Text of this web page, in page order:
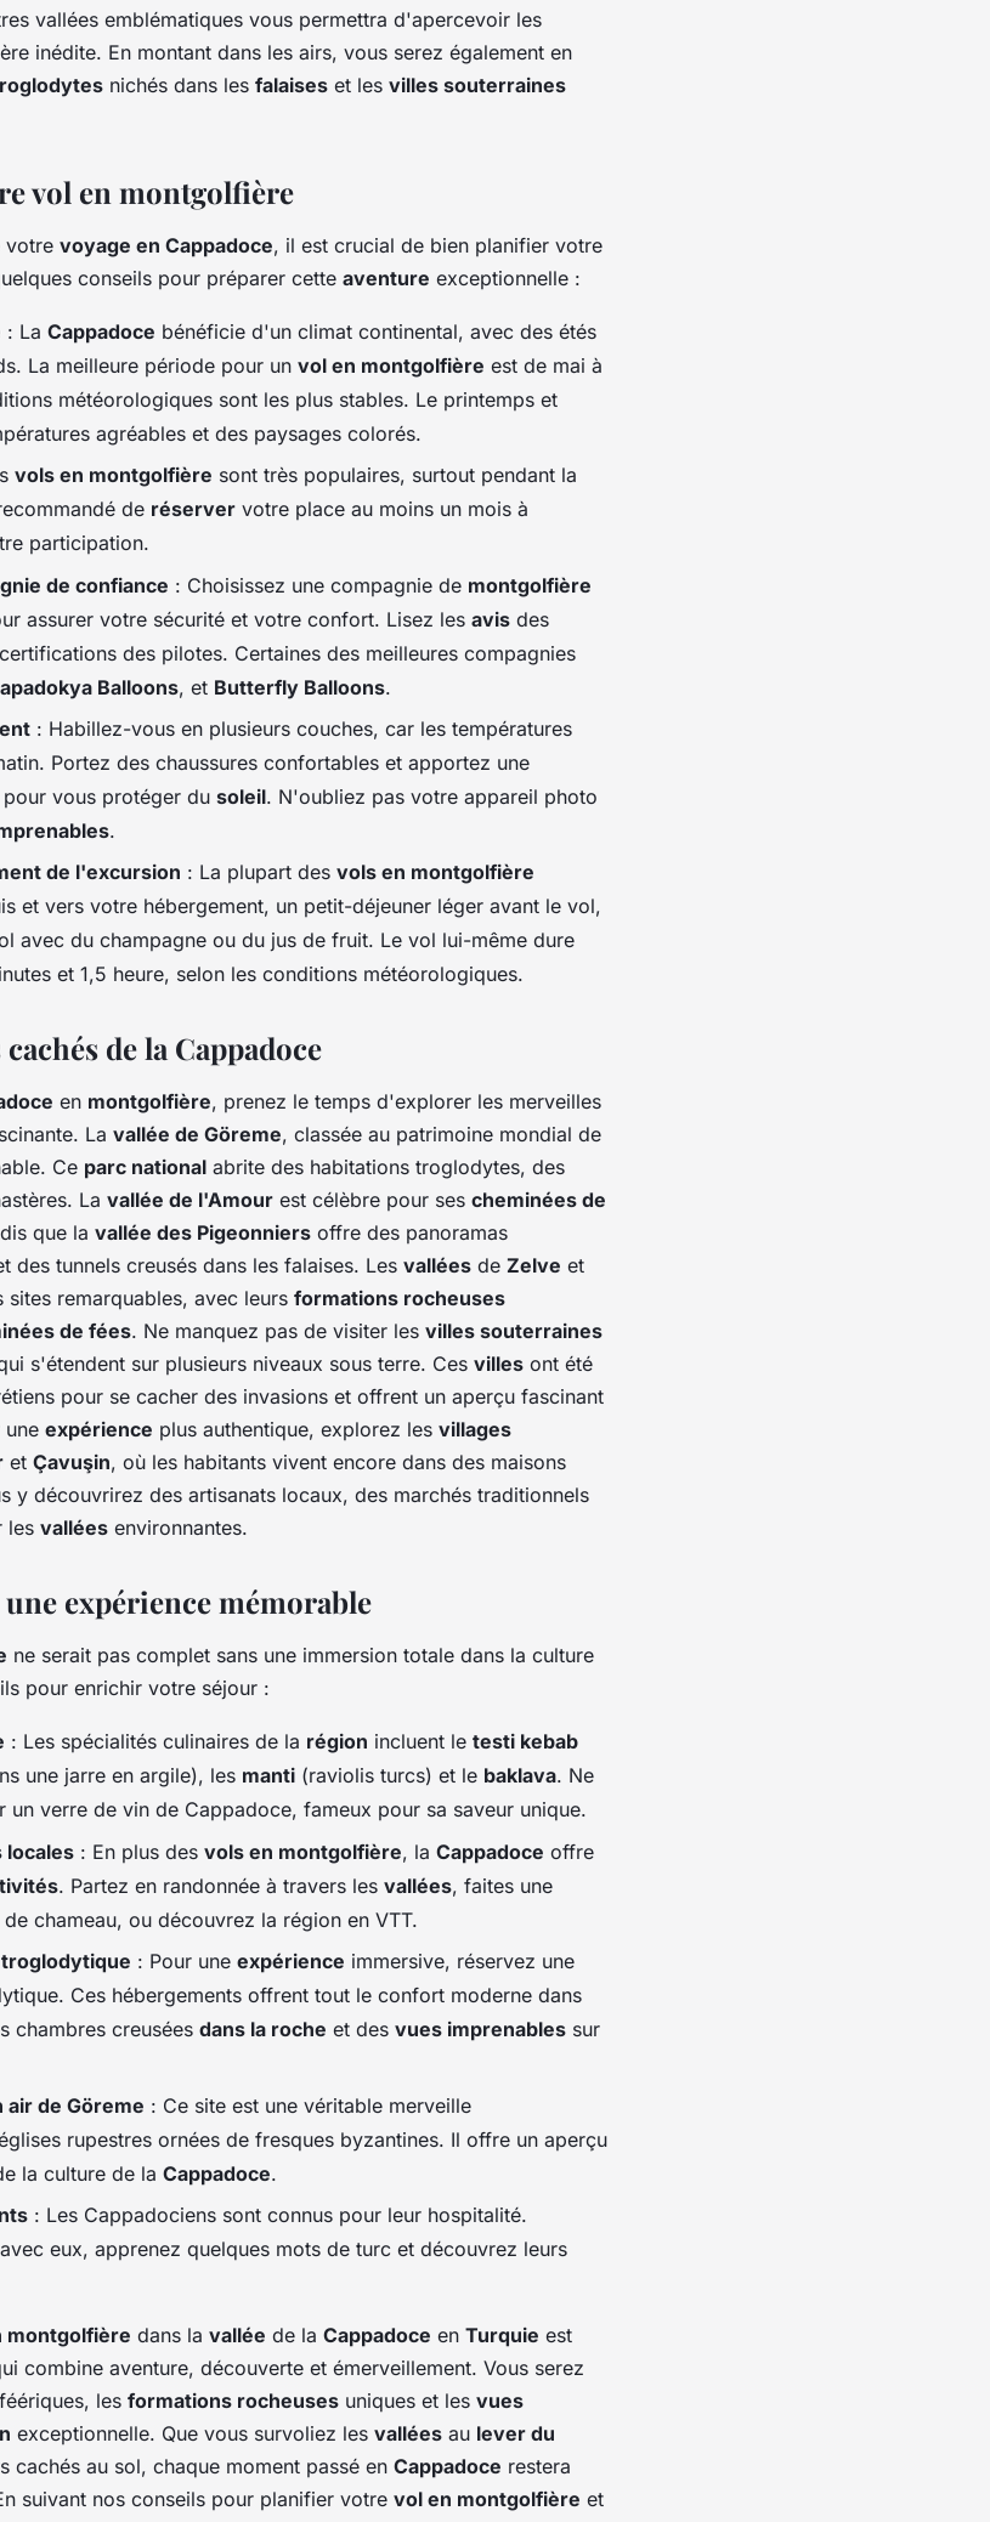
vallées emblématiques vous permettra d'apercevoir les
inédite. En montant dans les airs, vous serez également en
nichés dans les falaises et les villes souterraines
vol en montgolfière
votre voyage en Cappadoce, il est crucial de bien planifier votre
conseils pour préparer cette aventure exceptionnelle :
: La Cappadoce bénéficie d'un climat continental, avec des étés
La meilleure période pour un vol en montgolfière est de mai à
météorologiques sont les plus stables. Le printemps et
agréables et des paysages colorés.
vols en montgolfière sont très populaires, surtout pendant la
de réserver votre place au moins un mois à
participation.
de confiance : Choisissez une compagnie de montgolfière
assurer votre sécurité et votre confort. Lisez les avis des
des pilotes. Certaines des meilleures compagnies
Balloons, et Butterfly Balloons.
: Habillez-vous en plusieurs couches, car les températures
Portez des chaussures confortables et apportez une
vous protéger du soleil. N'oubliez pas votre appareil photo
.
de l'excursion : La plupart des vols en montgolfière
et vers votre hébergement, un petit-déjeuner léger avant le vol,
avec du champagne ou du jus de fruit. Le vol lui-même dure
et 1,5 heure, selon les conditions météorologiques.
de la Cappadoce
en montgolfière, prenez le temps d'explorer les merveilles
La vallée de Göreme, classée au patrimoine mondial de
Ce parc national abrite des habitations troglodytes, des
La vallée de l'Amour est célèbre pour ses cheminées de
que la vallée des Pigeonniers offre des panoramas
des tunnels creusés dans les falaises. Les vallées de Zelve et
sites remarquables, avec leurs formations rocheuses
de fées. Ne manquez pas de visiter les villes souterraines
s'étendent sur plusieurs niveaux sous terre. Ces villes ont été
pour se cacher des invasions et offrent un aperçu fascinant
expérience plus authentique, explorez les villages
et Çavuşin, où les habitants vivent encore dans des maisons
y découvrirez des artisanats locaux, des marchés traditionnels
les vallées environnantes.
expérience mémorable
ne serait pas complet sans une immersion totale dans la culture
pour enrichir votre séjour :
: Les spécialités culinaires de la région incluent le testi kebab
une jarre en argile), les manti (raviolis turcs) et le baklava. Ne
un verre de vin de Cappadoce, fameux pour sa saveur unique.
locales : En plus des vols en montgolfière, la Cappadoce offre
. Partez en randonnée à travers les vallées, faites une
chameau, ou découvrez la région en VTT.
: Pour une expérience immersive, réservez une
Ces hébergements offrent tout le confort moderne dans
chambres creusées dans la roche et des vues imprenables sur
de Göreme : Ce site est une véritable merveille
rupestres ornées de fresques byzantines. Il offre un aperçu
la culture de la Cappadoce.
: Les Cappadociens sont connus pour leur hospitalité.
eux, apprenez quelques mots de turc et découvrez leurs
montgolfière dans la vallée de la Cappadoce en Turquie est
combine aventure, découverte et émerveillement. Vous serez
les formations rocheuses uniques et les vues
exceptionnelle. Que vous survoliez les vallées au lever du
cachés au sol, chaque moment passé en Cappadoce restera
suivant nos conseils pour planifier votre vol en montgolfière et